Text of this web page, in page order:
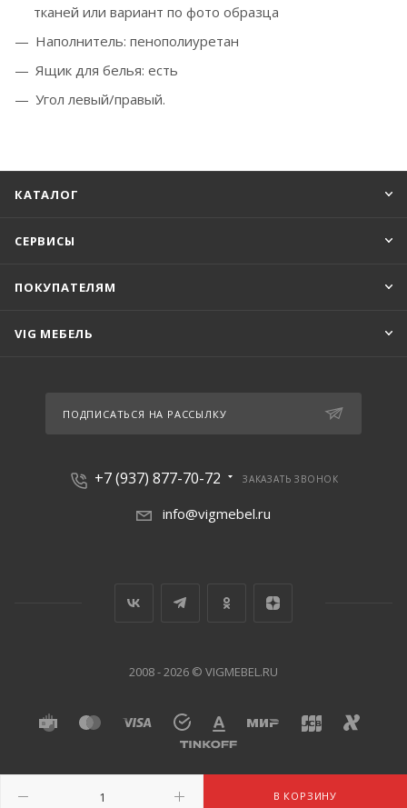
В КОРЗИНУ
тканей или вариант по фото образца
Наполнитель: пенополиуретан
Ящик для белья: есть
Угол левый/правый.
КАТАЛОГ
СЕРВИСЫ
ПОКУПАТЕЛЯМ
VIG МЕБЕЛЬ
ПОДПИСАТЬСЯ НА РАССЫЛКУ
+7 (937) 877-70-72 ЗАКАЗАТЬ ЗВОНОК
info@vigmebel.ru
2008 - 2026 © VIGMEBEL.RU